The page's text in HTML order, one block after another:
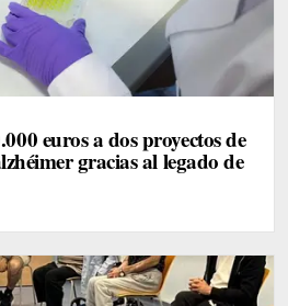
euros a dos proyectos de
gracias al legado de